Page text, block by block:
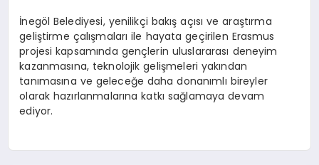
İnegöl Belediyesi, yenilikçi bakış açısı ve araştırma
geliştirme çalışmaları ile hayata geçirilen Erasmus
projesi kapsamında gençlerin uluslararası deneyim
kazanmasına, teknolojik gelişmeleri yakından
tanımasına ve geleceğe daha donanımlı bireyler
olarak hazırlanmalarına katkı sağlamaya devam
ediyor.